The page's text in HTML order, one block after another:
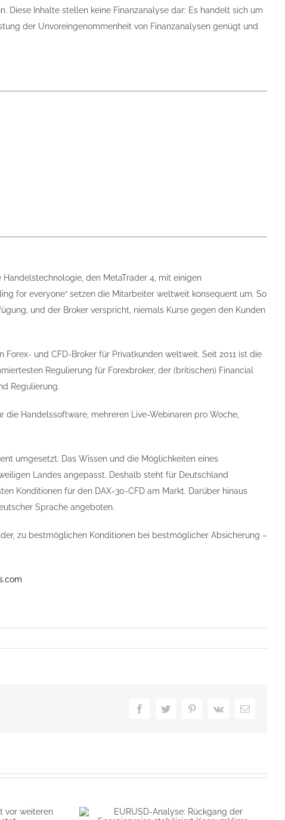
Diese Inhalte stellen keine Finanzanalyse dar: Es handelt sich um
der Unvoreingenommenheit von Finanzanalysen genügt und
den MetaTrader 4, mit einigen
for everyone“ setzen die Mitarbeiter weltweit konsequent um. So
und der Broker verspricht, niemals Kurse gegen den Kunden
und CFD-Broker für Privatkunden weltweit. Seit 2011 ist die
Regulierung für Forexbroker, der (britischen) Financial
Regulierung.
Handelssoftware, mehreren Live-Webinaren pro Woche,
umgesetzt: Das Wissen und die Möglichkeiten eines
Landes angepasst. Deshalb steht für Deutschland
Konditionen für den DAX-30-CFD am Markt. Darüber hinaus
Sprache angeboten.
zu bestmöglichen Konditionen bei bestmöglicher Absicherung –
FacebookTwitterPinterest
Vk
E-